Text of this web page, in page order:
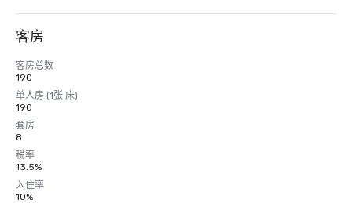
客房
客房总数
190
单人房 (1张 床)
190
套房
8
税率
13.5%
入住率
10%